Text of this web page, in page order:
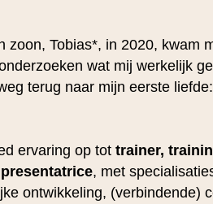
zoon, Tobias*, in 2020, kwam
wat mij werkelijk
terug naar mijn eerste liefde:
ervaring op tot trainer,
, met
ontwikkeling, (verbindende)